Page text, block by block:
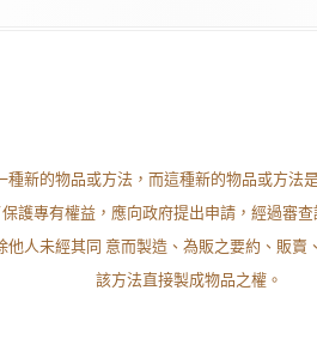
種新的物品或方法，而這種新的物品或方法
護專有權益，應向政府提出申請，經過審
他人未經其同 意而製造、為販之要約、販
該方法直接製成物品之權。